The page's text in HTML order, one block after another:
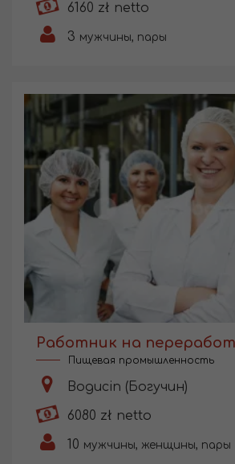
6160 zł netto
3 мужчины, пары
Работник на
Пищевая промышленность
Bogucin (Богучин)
6080 zł netto
10 мужчины, женщины, пары